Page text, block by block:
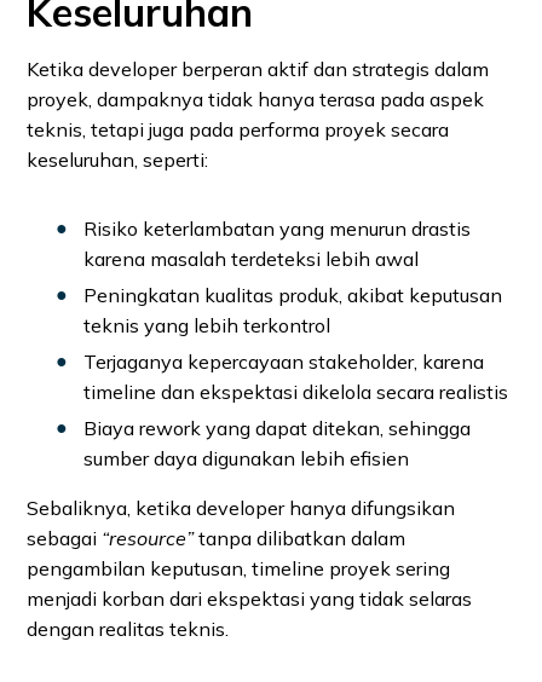
Keseluruhan
Ketika developer berperan aktif dan strategis dalam
proyek, dampaknya tidak hanya terasa pada aspek
teknis, tetapi juga pada performa proyek secara
keseluruhan, seperti:
Risiko keterlambatan yang menurun drastis
karena masalah terdeteksi lebih awal
Peningkatan kualitas produk, akibat keputusan
teknis yang lebih terkontrol
Terjaganya kepercayaan stakeholder, karena
timeline dan ekspektasi dikelola secara realistis
Biaya rework yang dapat ditekan, sehingga
sumber daya digunakan lebih efisien
Sebaliknya, ketika developer hanya difungsikan
sebagai “resource”tanpa dilibatkan dalam
pengambilan keputusan, timeline proyek sering
menjadi korban dari ekspektasi yang tidak selaras
dengan realitas teknis.